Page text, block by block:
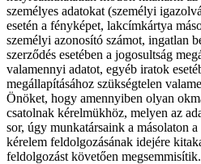
személyes adatokat (személyi
esetén a fényképet, lakcímkártya
személyi azonosító számot, ingatlan
szerződés esetében a jogosultság
valamennyi adatot, egyéb iratok
megállapításához szükségtelen
Önöket, hogy amennyiben olyan
csatolnak kérelmükhöz, melyen az
sor, úgy munkatársaink a másolaton
kérelem feldolgozásának idejére
feldolgozást követően megsemmisítik.